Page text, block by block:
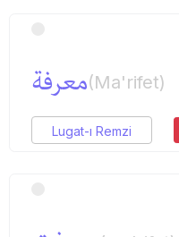
معرفة(Ma'rifet)
Lugat-ı Remzi